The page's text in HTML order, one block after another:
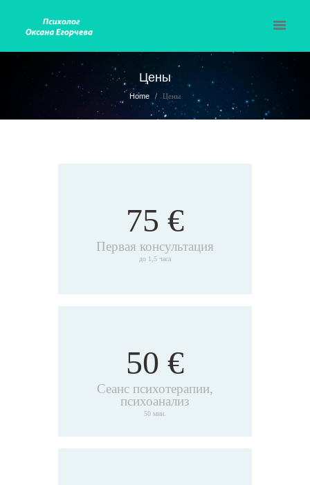
Цены
Home Цены
75 €
Первая консультация
до 1,5 часа
50 €
Сеанс психотерапии,
психоанализ
50 мин.